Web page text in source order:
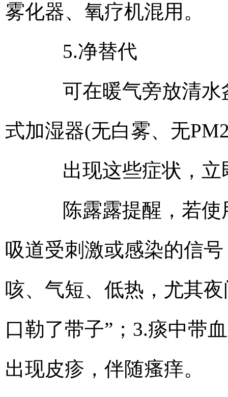
雾化器、氧疗机混用。
5.净替代
可在暖气旁放清水
式加湿器(无白雾、无
出现这些症状，立
陈露露提醒，若使
吸道受刺激或感染的信
咳、气短、低热，尤其
口勒了带子”；3.痰中带
出现皮疹，伴随瘙痒。